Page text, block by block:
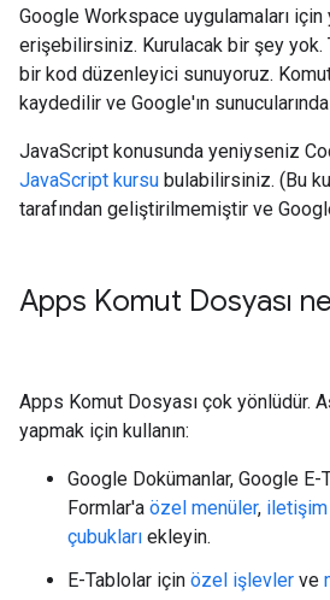
Google Workspace uygulamaları
erişebilirsiniz. Kurulacak bir şey yok.
bir kod düzenleyici sunuyoruz.
kaydedilir ve Google'ın sunucularında
JavaScript konusunda yeniyseniz
JavaScript kursu bulabilirsiniz. (Bu
tarafından geliştirilmemiştir ve
Apps Komut Dosyası
Apps Komut Dosyası çok yönlüdür.
yapmak için kullanın:
Google Dokümanlar, Google
Formlar'a özel menüler, iletişim
çubukları ekleyin.
E-Tablolar için özel işlevler ve